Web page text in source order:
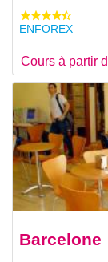
ENFOREX
Cours à partir
Barcelone